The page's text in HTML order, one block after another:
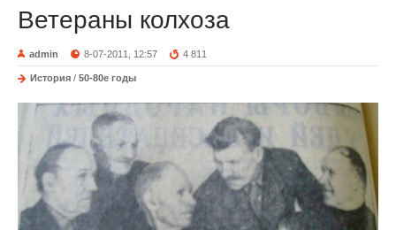
Ветераны колхоза
admin 8-07-2011, 12:57 4 811
История / 50-80е годы